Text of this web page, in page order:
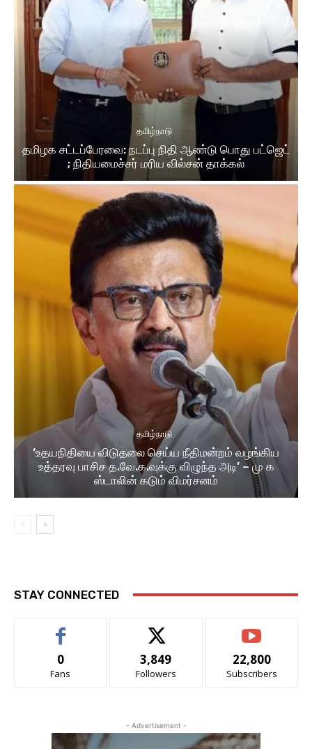
தமிழ்நாடு
தமிழக சட்டப்பேரவை: நடப்பு நிதி ஆண்​டு பொது பட்ஜெட்
; நிதியமைச்சர் மரிய வில்சன் தாக்​கல்
தமிழ்நாடு
‘உதயநிதியை விடுதலை செய்ய நீதிமன்றம் வழங்கிய
உத்தரவு பாசிச த.வே.க.வுக்கு விழுந்த அடி’ – மு க
ஸ்டாலின் கடும் விமர்சனம்
STAY CONNECTED
0
Fans
3,849
Followers
22,800
Subscribers
- Advertisement -